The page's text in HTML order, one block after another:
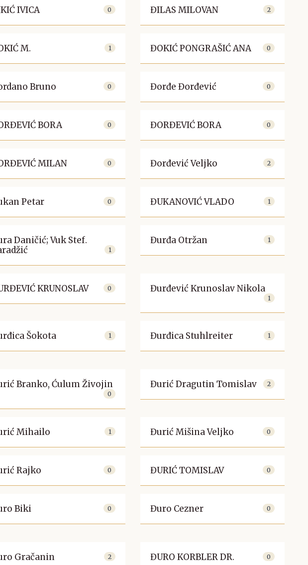
IVICA 0 ĐILAS MILOVAN 2
M. 1 ĐOKIĆ PONGRAŠIĆ ANA 0
Bruno 0 Đorđe Đorđević 0
BORA 0 ĐORĐEVIĆ BORA 0
MILAN 0 Đorđević Veljko 2
Petar 0 ĐUKANOVIĆ VLADO 1
Daničić; Vuk Stef.
1
Đurđa Otržan 1
KRUNOSLAV 0 Đurđević Krunoslav Nikola
1
Šokota 1 Đurđica Stuhlreiter 1
Branko, Ćulum Živojin
0
Đurić Dragutin Tomislav 2
Mihailo 1 Đurić Mišina Veljko 0
Rajko 0 ĐURIĆ TOMISLAV 0
Biki 0 Đuro Cezner 0
Gračanin 2 ĐURO KORBLER DR. 0